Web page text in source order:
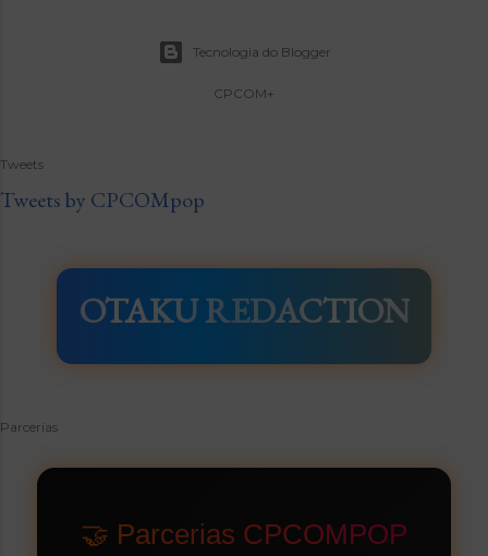
Tecnologia do Blogger
CPCOM+
Tweets
Tweets by CPCOMpop
OTAKU REDACTION
Parcerias
🤝 Parcerias CPCOMPOP